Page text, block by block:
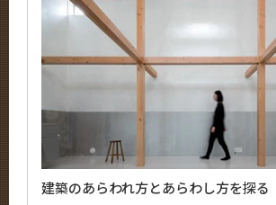
建築のあらわれ方とあらわし方を探る